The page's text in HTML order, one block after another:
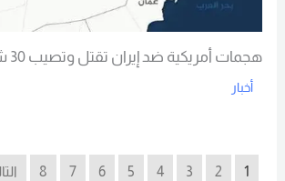
هجمات أمريكية ضد إيران تقتل وتصيب 30 شخصا
أخبار
1
2
3
4
5
6
7
8